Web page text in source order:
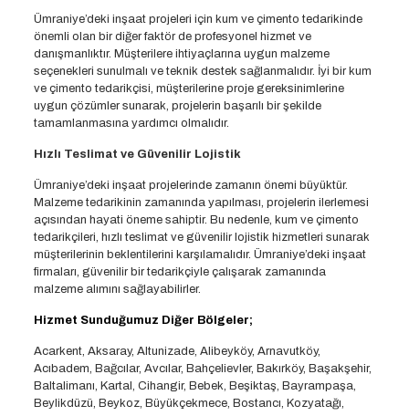
Ümraniye’deki inşaat projeleri için kum ve çimento tedarikinde
önemli olan bir diğer faktör de profesyonel hizmet ve
danışmanlıktır. Müşterilere ihtiyaçlarına uygun malzeme
seçenekleri sunulmalı ve teknik destek sağlanmalıdır. İyi bir kum
ve çimento tedarikçisi, müşterilerine proje gereksinimlerine
uygun çözümler sunarak, projelerin başarılı bir şekilde
tamamlanmasına yardımcı olmalıdır.
Hızlı Teslimat ve Güvenilir Lojistik
Ümraniye’deki inşaat projelerinde zamanın önemi büyüktür.
Malzeme tedarikinin zamanında yapılması, projelerin ilerlemesi
açısından hayati öneme sahiptir. Bu nedenle, kum ve çimento
tedarikçileri, hızlı teslimat ve güvenilir lojistik hizmetleri sunarak
müşterilerinin beklentilerini karşılamalıdır. Ümraniye’deki inşaat
firmaları, güvenilir bir tedarikçiyle çalışarak zamanında
malzeme alımını sağlayabilirler.
Hizmet Sunduğumuz Diğer Bölgeler;
Acarkent, Aksaray, Altunizade, Alibeyköy, Arnavutköy,
Acıbadem, Bağcılar, Avcılar, Bahçelievler, Bakırköy, Başakşehir,
Baltalimanı, Kartal, Cihangir, Bebek, Beşiktaş, Bayrampaşa,
Beylikdüzü, Beykoz, Büyükçekmece, Bostancı, Kozyatağı,